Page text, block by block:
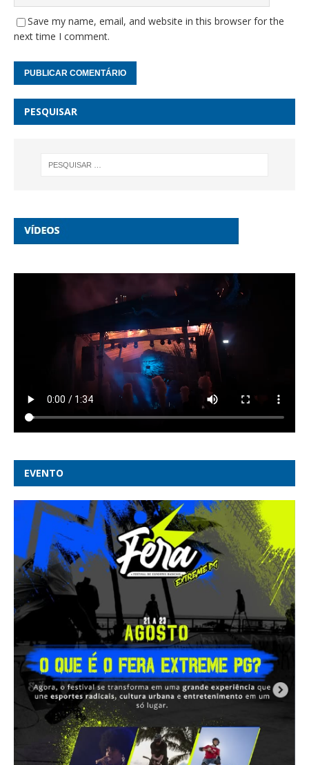
Save my name, email, and website in this browser for the
next time I comment.
PESQUISAR
EVENTO